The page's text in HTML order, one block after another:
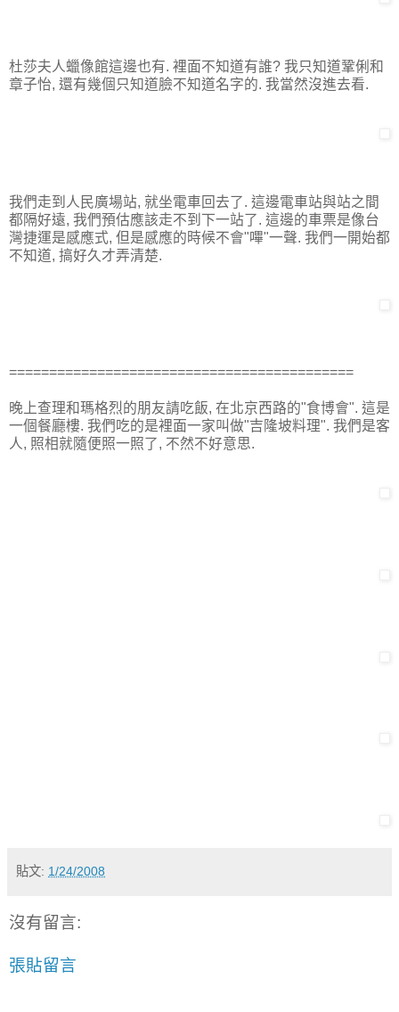
杜莎夫人蠟像館這邊也有. 裡面不知道有誰? 我只知道鞏俐和
章子怡, 還有幾個只知道臉不知道名字的. 我當然沒進去看.
我們走到人民廣場站, 就坐電車回去了. 這邊電車站與站之間
都隔好遠, 我們預估應該走不到下一站了. 這邊的車票是像台
灣捷運是感應式, 但是感應的時候不會"嗶"一聲. 我們一開始都
不知道, 搞好久才弄清楚.
===========================================
晚上查理和瑪格烈的朋友請吃飯, 在北京西路的"食博會". 這是
一個餐廳樓. 我們吃的是裡面一家叫做"吉隆坡料理". 我們是客
人, 照相就隨便照一照了, 不然不好意思.
貼文: 1/24/2008
沒有留言:
張貼留言